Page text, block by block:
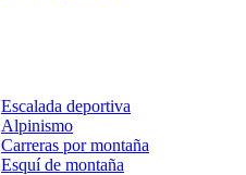
Escalada deportiva
Alpinismo
Carreras por montaña
Esquí de montaña